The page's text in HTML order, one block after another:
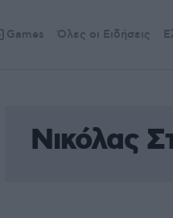
Games Όλες οι Ειδήσεις
Νικόλας